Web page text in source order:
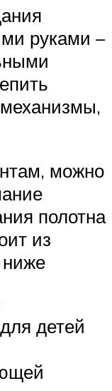
руками –
можно
полотна
из
ниже
детей